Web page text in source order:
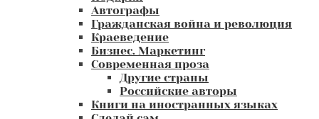
Автографы
Гражданская война и революция
Краеведение
Бизнес. Маркетинг
Современная проза
Другие страны
Российские авторы
Книги на иностранных языках